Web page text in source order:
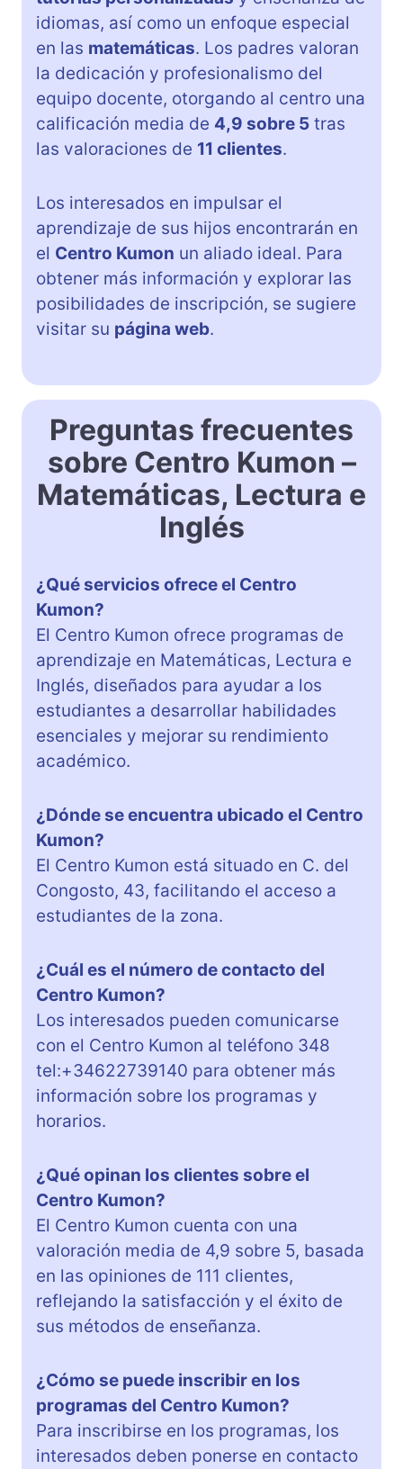
idiomas, así como un enfoque especial
en las matemáticas. Los padres valoran
la dedicación y profesionalismo del
equipo docente, otorgando al centro una
calificación media de 4,9 sobre 5 tras
las valoraciones de 11 clientes.
Los interesados en impulsar el
aprendizaje de sus hijos encontrarán en
el Centro Kumon un aliado ideal. Para
obtener más información y explorar las
posibilidades de inscripción, se sugiere
visitar su página web.
Preguntas frecuentes
sobre Centro Kumon –
Matemáticas, Lectura e
Inglés
¿Qué servicios ofrece el Centro
Kumon?
El Centro Kumon ofrece programas de
aprendizaje en Matemáticas, Lectura e
Inglés, diseñados para ayudar a los
estudiantes a desarrollar habilidades
esenciales y mejorar su rendimiento
académico.
¿Dónde se encuentra ubicado el Centro
Kumon?
El Centro Kumon está situado en C. del
Congosto, 43, facilitando el acceso a
estudiantes de la zona.
¿Cuál es el número de contacto del
Centro Kumon?
Los interesados pueden comunicarse
con el Centro Kumon al teléfono 348
tel:+34622739140 para obtener más
información sobre los programas y
horarios.
¿Qué opinan los clientes sobre el
Centro Kumon?
El Centro Kumon cuenta con una
valoración media de 4,9 sobre 5, basada
en las opiniones de 111 clientes,
reflejando la satisfacción y el éxito de
sus métodos de enseñanza.
¿Cómo se puede inscribir en los
programas del Centro Kumon?
Para inscribirse en los programas, los
interesados deben ponerse en contacto